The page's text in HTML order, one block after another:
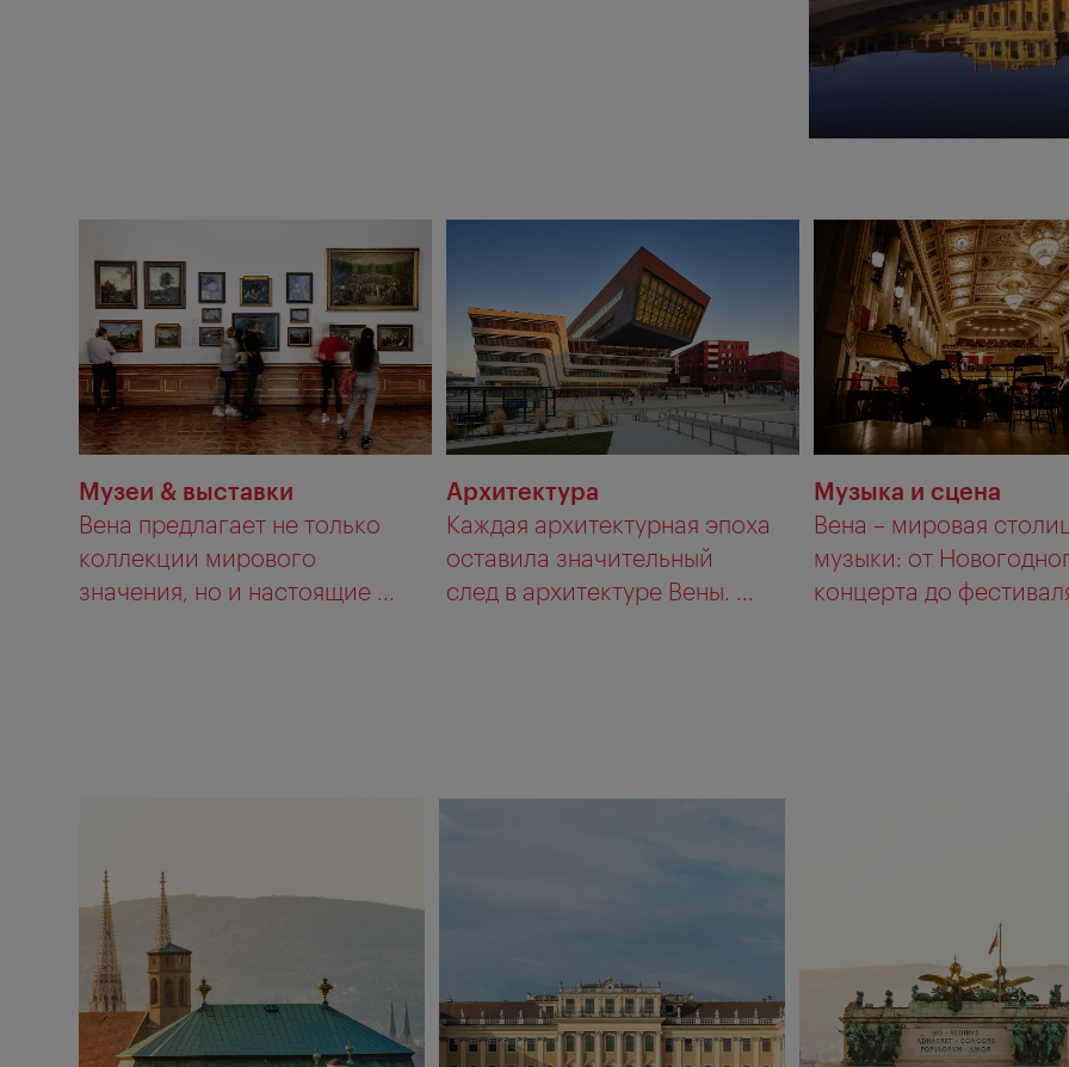
Музеи & выставки
Вена предлагает не только
коллекции мирового
значения, но и настоящие ...
Архитектура
Каждая архитектурная эпоха
оставила значительный
след в архитектуре Вены. ...
Музыка и сцена
Вена – мировая
музыки: от
концерта до